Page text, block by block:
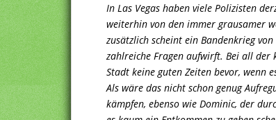
In Las Vegas haben viele Polizisten
weiterhin von den immer grausamer
zusätzlich scheint ein Bandenkrieg
zahlreiche Fragen aufwirft. Bei all der
Stadt keine guten Zeiten bevor, wenn
Als wäre das nicht schon genug
kämpfen, ebenso wie Dominic, der